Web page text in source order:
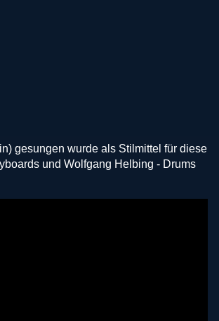
gesungen wurde als Stilmittel für diese
und Wolfgang Helbing - Drums